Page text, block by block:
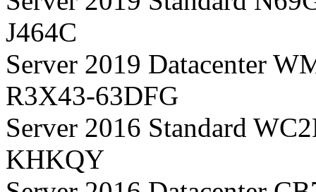
J464C
Server 2019 Datacenter
R3X43-63DFG
Server 2016 Standard
KHKQY